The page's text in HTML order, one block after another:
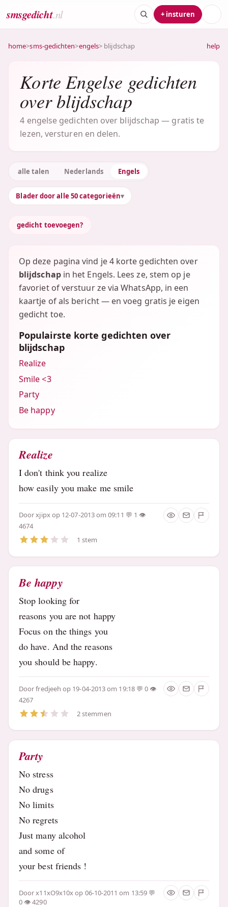
smsgedicht.nl + insturen
home>sms-gedichten>engels> blijdschap help
Korte Engelse gedichten
over blijdschap
4 engelse gedichten over blijdschap — gratis te
lezen, versturen en delen.
alle talen Nederlands Engels
Blader door alle 50 categorieën
gedicht toevoegen?
Op deze pagina vind je 4 korte gedichten over
blijdschapin het Engels. Lees ze, stem op je
favoriet of verstuur ze via WhatsApp, in een
kaartje of als bericht — en voeg gratis je eigen
gedicht toe.
Populairste korte gedichten over
blijdschap
Realize
Smile <3
Party
Be happy
Realize
I don't think you realize
how easily you make me smile
Doorxjipxop 12-07-2013 om 09:11
1
4674
1 stem
Be happy
Stop looking for
reasons you are not happy
Focus on the things you
do have. And the reasons
you should be happy.
Doorfredjeeh op 19-04-2013 om 19:18
0
4267
2 stemmen
Party
No stress
No drugs
No limits
No regrets
Just many alcohol
and some of
your best friends !
Doorx11xO9x10xop 06-10-2011 om 13:59
0
4290